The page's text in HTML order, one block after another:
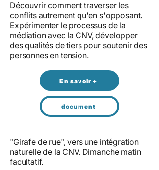
Découvrir comment traverser les
conflits autrement qu'en s'opposant.
Expérimenter le processus de la
médiationavec la CNV, développer
des qualités de tiers pour soutenir des
personnes en tension.
En savoir +
document
"Girafe de rue", vers une intégration
naturelle de la CNV. Dimanche matin
facultatif.